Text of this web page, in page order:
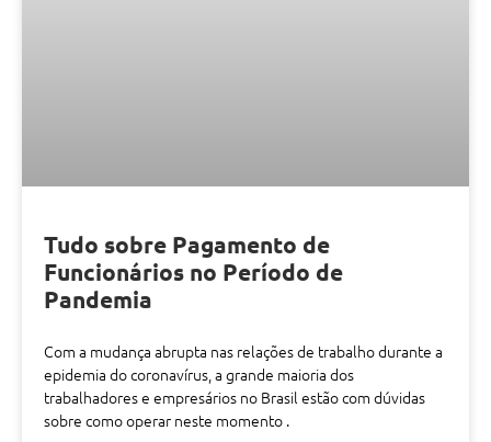
Tudo sobre Pagamento de
Funcionários no Período de
Pandemia
Com a mudança abrupta nas relações de trabalho durante a
epidemia do coronavírus, a grande maioria dos
trabalhadores e empresários no Brasil estão com dúvidas
sobre como operar neste momento .